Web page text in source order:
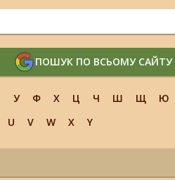
ПОШУК ПО ВСЬОМУ САЙТУ
У Ф Х Ц Ч Ш Щ Ю
U V W X Y